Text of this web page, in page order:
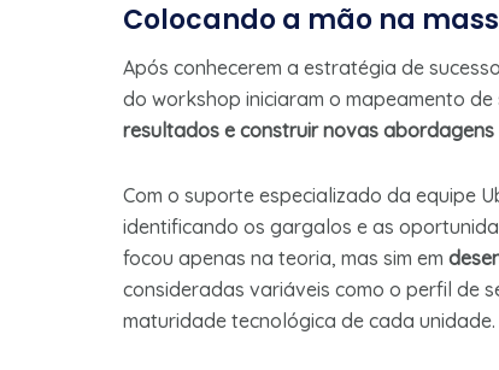
Colocando a mão na
Após conhecerem a estratégia de
do workshop iniciaram o mapeamento
resultados e construir novas
Com o suporte especializado da equipe
identificando os gargalos e as
focou apenas na teoria, mas sim em
consideradas variáveis como o perfil de
maturidade tecnológica de cada unidade.